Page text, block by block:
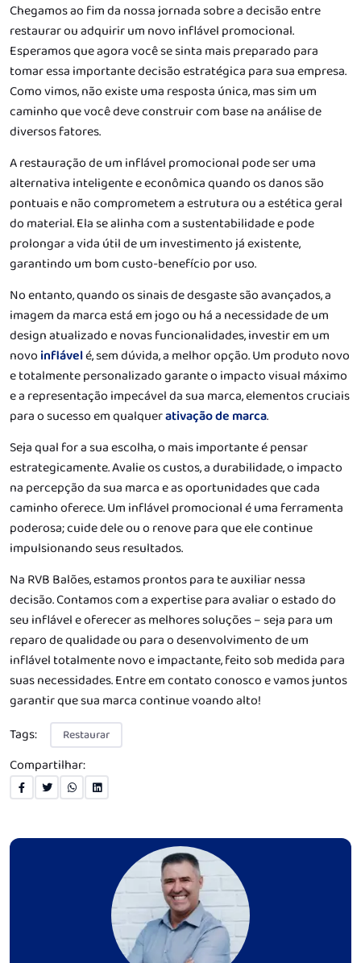
Chegamos ao fim da nossa jornada sobre a decisão entre
restaurar ou adquirir um novo inflável promocional.
Esperamos que agora você se sinta mais preparado para
tomar essa importante decisão estratégica para sua empresa.
Como vimos, não existe uma resposta única, mas sim um
caminho que você deve construir com base na análise de
diversos fatores.
A restauração de um inflável promocional pode ser uma
alternativa inteligente e econômica quando os danos são
pontuais e não comprometem a estrutura ou a estética geral
do material. Ela se alinha com a sustentabilidade e pode
prolongar a vida útil de um investimento já existente,
garantindo um bom custo-benefício por uso.
No entanto, quando os sinais de desgaste são avançados, a
imagem da marca está em jogo ou há a necessidade de um
design atualizado e novas funcionalidades, investir em um
novo inflávelé, sem dúvida, a melhor opção. Um produto novo
e totalmente personalizado garante o impacto visual máximo
e a representação impecável da sua marca, elementos cruciais
para o sucesso em qualquerativação de marca.
Seja qual for a sua escolha, o mais importante é pensar
estrategicamente. Avalie os custos, a durabilidade, o impacto
na percepção da sua marca e as oportunidades que cada
caminho oferece. Um inflável promocional é uma ferramenta
poderosa; cuide dele ou o renove para que ele continue
impulsionando seus resultados.
Na RVB Balões, estamos prontos para te auxiliar nessa
decisão. Contamos com a expertise para avaliar o estado do
seu inflável e oferecer as melhores soluções – seja para um
reparo de qualidade ou para o desenvolvimento de um
inflável totalmente novo e impactante, feito sob medida para
suas necessidades. Entre em contato conosco e vamos juntos
garantir que sua marca continue voando alto!
Tags:
Restaurar
Compartilhar: